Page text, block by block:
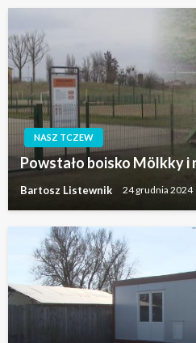
NASZ TCZEW
Powstało boisko Mölkky i
Bartosz Listewnik 24 grudnia 2024